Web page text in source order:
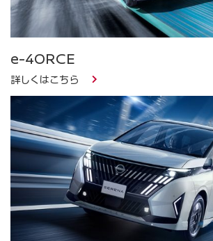
e-4ORCE
詳しくはこちら